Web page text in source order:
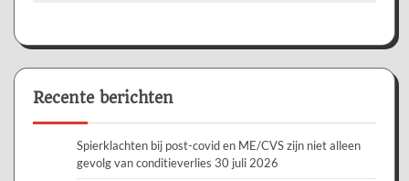
Recente berichten
Spierklachten bij post-covid en ME/CVS zijn niet alleen
gevolg van conditieverlies 30 juli 2026